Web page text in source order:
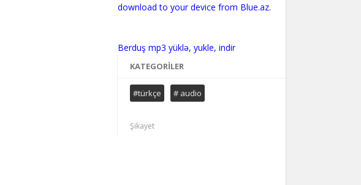
download to your device from Blue.az.
Berduş mp3 yüklə, yukle, indir
KATEGORILER
#türkçe # audio
Şikayet